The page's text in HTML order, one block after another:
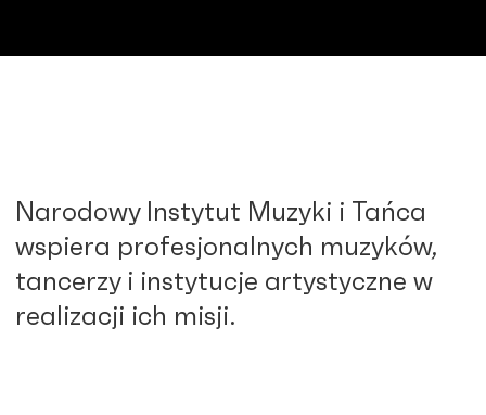
Narodowy Instytut Muzyki i Tańca
wspiera profesjonalnych muzyków,
tancerzy i instytucje artystyczne w
realizacji ich misji.